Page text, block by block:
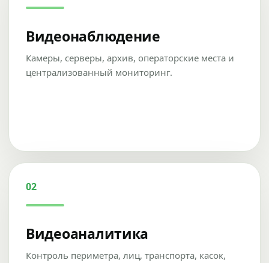
Видеонаблюдение
Камеры, серверы, архив, операторские места и
централизованный мониторинг.
02
Видеоаналитика
Контроль периметра, лиц, транспорта, касок,